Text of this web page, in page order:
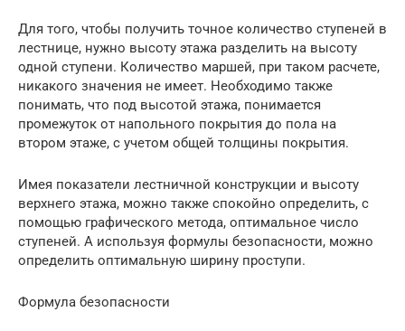
Для того, чтобы получить точное количество ступеней в
лестнице, нужно высоту этажа разделить на высоту
одной ступени. Количество маршей, при таком расчете,
никакого значения не имеет. Необходимо также
понимать, что под высотой этажа, понимается
промежуток от напольного покрытия до пола на
втором этаже, с учетом общей толщины покрытия.
Имея показатели лестничной конструкции и высоту
верхнего этажа, можно также спокойно определить, с
помощью графического метода, оптимальное число
ступеней. А используя формулы безопасности, можно
определить оптимальную ширину проступи.
Формула безопасности